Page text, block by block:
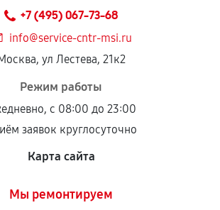
+7 (495) 067-73-68
info@service-cntr-msi.ru
ул Лестева, 21к2
Режим работы
с 08:00 до 23:00
заявок круглосуточно
Карта сайта
Мы ремонтируем